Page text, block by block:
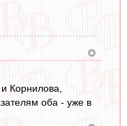
Корнилова,
оба - уже в